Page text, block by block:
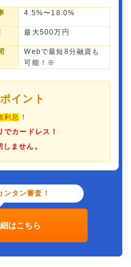
4.5%〜18.0%
最大500万円
Webで最短8分融資も
可能！※
イント
利息 ！
でカードレス！
しません。
ンタン審査！
はこちら